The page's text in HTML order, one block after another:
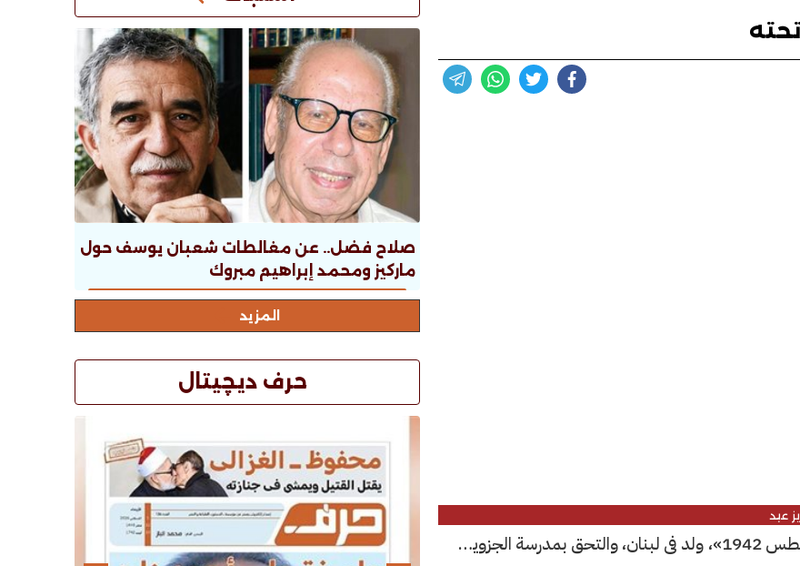
عيد
عزيز يوسف جرجس عيد «1 مارس 1883- 28 أغسطس 1942»، ولد فى لبنان، والتحق بمدرسة الجزويت
صلاح فضل.. عن مغالطات شعبان يوسف حول
ماركيز ومحمد إبراهيم مبروك
المزيد
حرف ديچيتال